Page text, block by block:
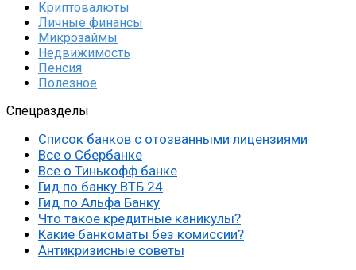
Криптовалюты
Личные финансы
Микрозаймы
Недвижимость
Пенсия
Полезное
Спецразделы
Список банков с отозванными лицензиями
Все о Сбербанке
Все о Тинькофф банке
Гид по банку ВТБ 24
Гид по Альфа Банку
Что такое кредитные каникулы?
Какие банкоматы без комиссии?
Антикризисные советы